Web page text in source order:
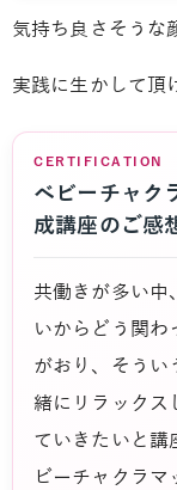
気持ち良さそうな
実践に生かして頂
CERTIFICATION
ベビーチャク
成講座のご感
共働きが多い中
いからどう関わ
がおり、そうい
緒にリラックス
ていきたいと講
ビーチャクラ